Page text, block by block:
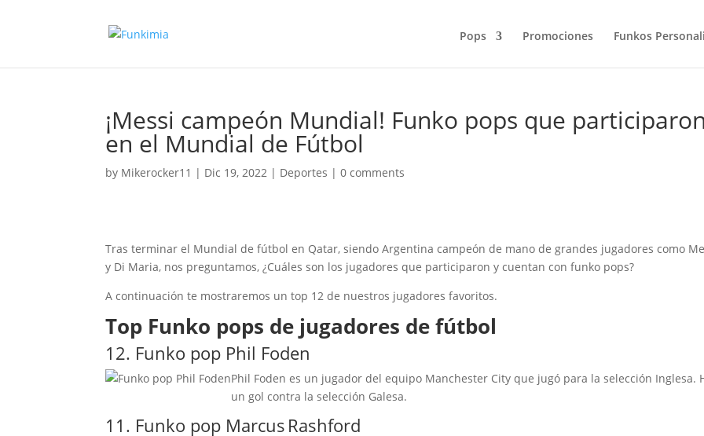
Pops Promociones Funkos
¡Messi campeón Mundial! Funko pops que participaron
en el Mundial de Fútbol
by Mikerocker11 | Dic 19, 2022 | Deportes |0 comments
Tras terminar el Mundial de fútbol en Qatar, siendo Argentina campeón de mano de grandes jugadores como
y Di Maria, nos preguntamos, ¿Cuáles son los jugadores que participaron y cuentan con funko pops?
A continuación te mostraremos un top 12 de nuestros jugadores favoritos.
Top Funko pops de jugadores de fútbol
12. Funko pop Phil Foden
Phil Foden es un jugador del equipo Manchester City que jugó para la selección Inglesa.
un gol contra la selección Galesa.
11. Funko pop Marcus Rashford